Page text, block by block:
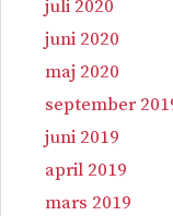
juli 2020
juni 2020
maj 2020
september
juni 2019
april 2019
mars 2019